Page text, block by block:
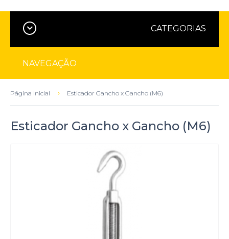
CATEGORIAS
NAVEGAÇÃO
Página Inicial Esticador Gancho x Gancho (M6)
Esticador Gancho x Gancho (M6)